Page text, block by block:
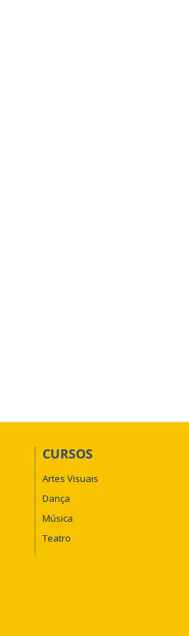
CURSOS
Artes Visuais
Dança
Música
Teatro